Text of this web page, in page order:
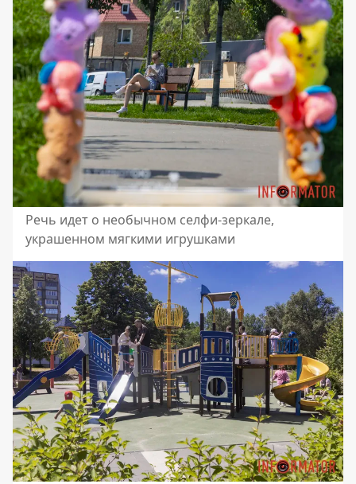
Речь идет о необычном селфи-зеркале,
украшенном мягкими игрушками